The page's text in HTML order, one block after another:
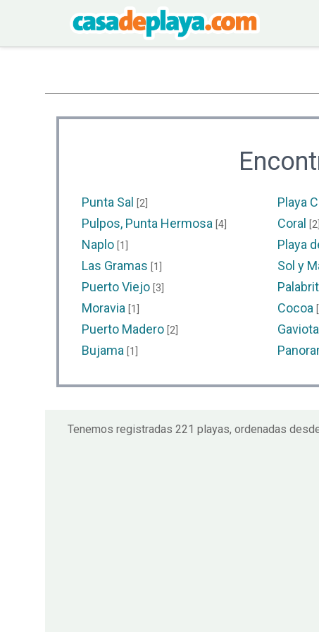
Punta Sal [2]
Pulpos, Punta Hermosa [4]
Naplo [1]
Las Gramas [1]
Puerto Viejo [3]
Moravia [1]
Puerto Madero [2]
Bujama [1]
Playa
Coral [2]
Playa
Sol y
Cocoa
Tenemos registradas 221 playas, ordenadas